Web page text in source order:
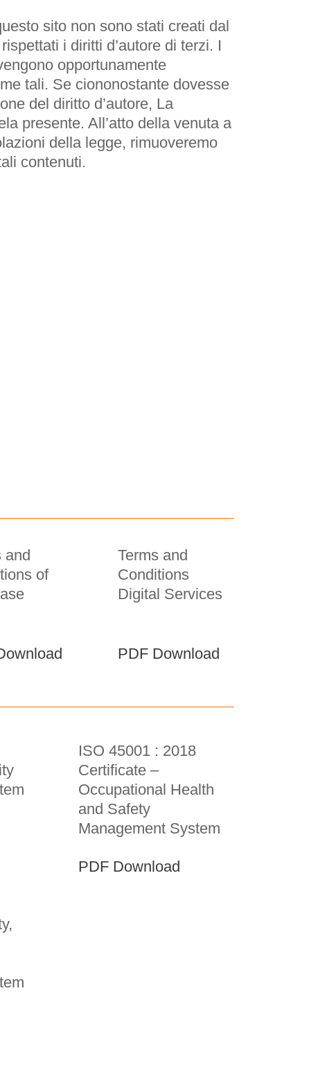
sito non sono stati creati dal
i diritti d’autore di terzi. I
opportunamente
tali. Se ciononostante dovesse
del diritto d’autore, La
presente. All’atto della venuta a
della legge, rimuoveremo
contenuti.
and
of
Terms and
Conditions
Digital Services
PDF Download
ISO 45001 : 2018
Certificate –
Occupational Health
and Safety
Management System
PDF Download